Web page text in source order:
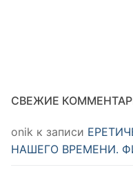
СВЕЖИЕ
onik к записи
НАШЕГО ВРЕМЕНИ.